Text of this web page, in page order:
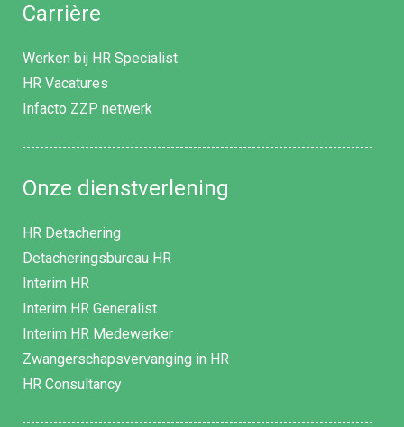
Carrière
Werken bij HR Specialist
HR Vacatures
Infacto ZZP netwerk
Onze dienstverlening
HR Detachering
Detacheringsbureau HR
Interim HR
Interim HR Generalist
Interim HR Medewerker
Zwangerschapsvervanging in HR
HR Consultancy